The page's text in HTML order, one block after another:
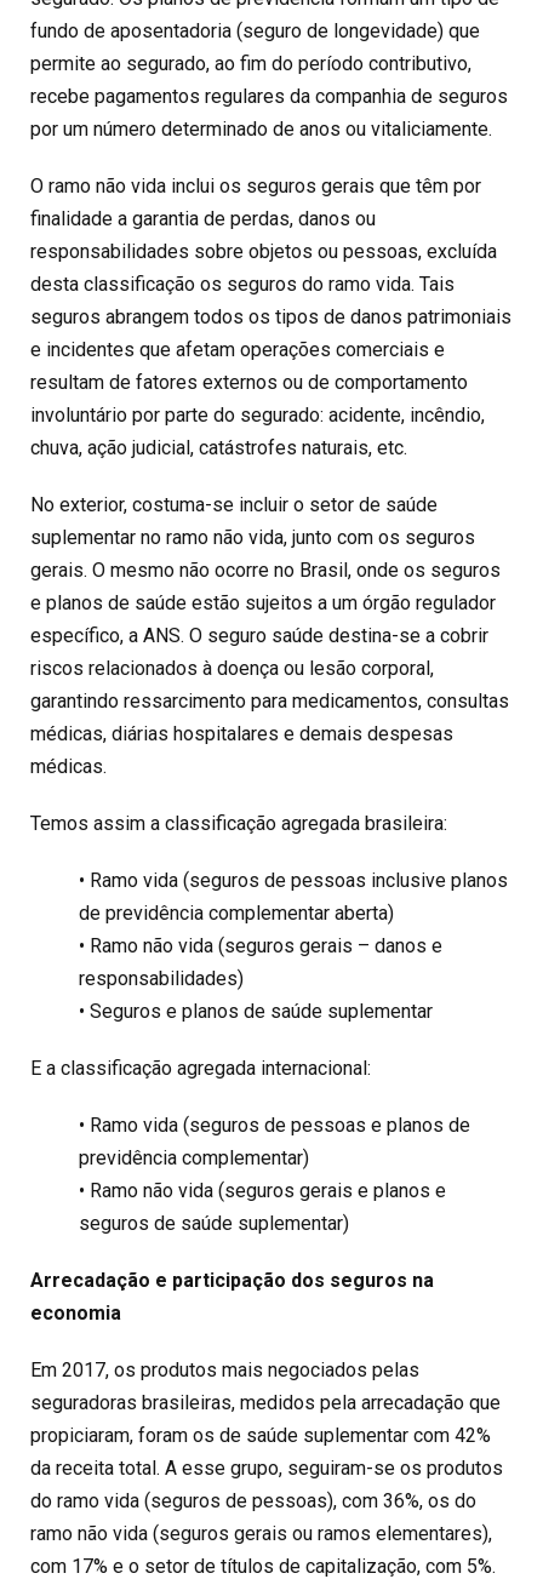
fundo de aposentadoria (seguro de longevidade) que
permite ao segurado, ao fim do período contributivo,
recebe pagamentos regulares da companhia de seguros
por um número determinado de anos ou vitaliciamente.
O ramo não vida inclui os seguros gerais que têm por
finalidade a garantia de perdas, danos ou
responsabilidades sobre objetos ou pessoas, excluída
desta classificação os seguros do ramo vida. Tais
seguros abrangem todos os tipos de danos patrimoniais
e incidentes que afetam operações comerciais e
resultam de fatores externos ou de comportamento
involuntário por parte do segurado: acidente, incêndio,
chuva, ação judicial, catástrofes naturais, etc.
No exterior, costuma-se incluir o setor de saúde
suplementar no ramo não vida, junto com os seguros
gerais. O mesmo não ocorre no Brasil, onde os seguros
e planos de saúde estão sujeitos a um órgão regulador
específico, a ANS. O seguro saúde destina-se a cobrir
riscos relacionados à doença ou lesão corporal,
garantindo ressarcimento para medicamentos, consultas
médicas, diárias hospitalares e demais despesas
médicas.
Temos assim a classificação agregada brasileira:
• Ramo vida (seguros de pessoas inclusive planos
de previdência complementar aberta)
• Ramo não vida (seguros gerais – danos e
responsabilidades)
• Seguros e planos de saúde suplementar
E a classificação agregada internacional:
• Ramo vida (seguros de pessoas e planos de
previdência complementar)
• Ramo não vida (seguros gerais e planos e
seguros de saúde suplementar)
Arrecadação e participação dos seguros na
economia
Em 2017, os produtos mais negociados pelas
seguradoras brasileiras, medidos pela arrecadação que
propiciaram, foram os de saúde suplementar com 42%
da receita total. A esse grupo, seguiram-se os produtos
do ramo vida (seguros de pessoas), com 36%, os do
ramo não vida (seguros gerais ou ramos elementares),
com 17% e o setor de títulos de capitalização, com 5%.